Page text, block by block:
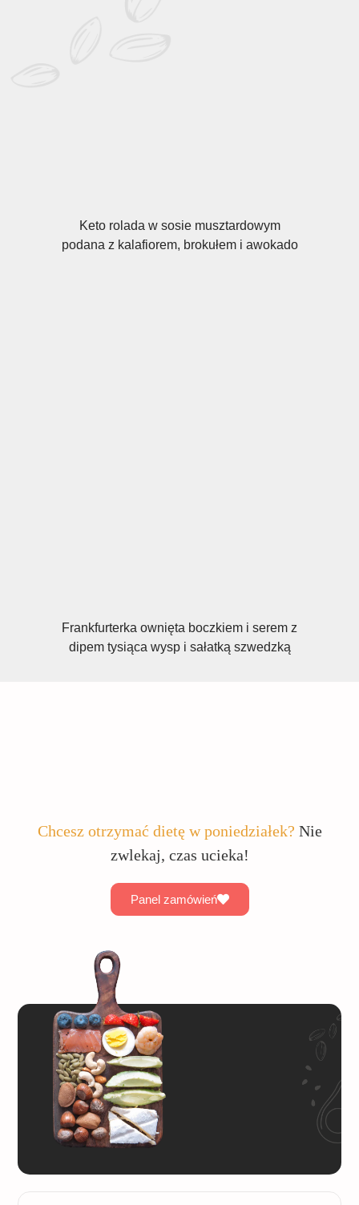
Keto rolada w sosie musztardowym
podana z kalafiorem, brokułem i awokado
Frankfurterka ownięta boczkiem i serem z
dipem tysiąca wysp i sałatką szwedzką
Chcesz otrzymać dietę w poniedziałek? Nie
zwlekaj, czas ucieka!
Panel zamówień